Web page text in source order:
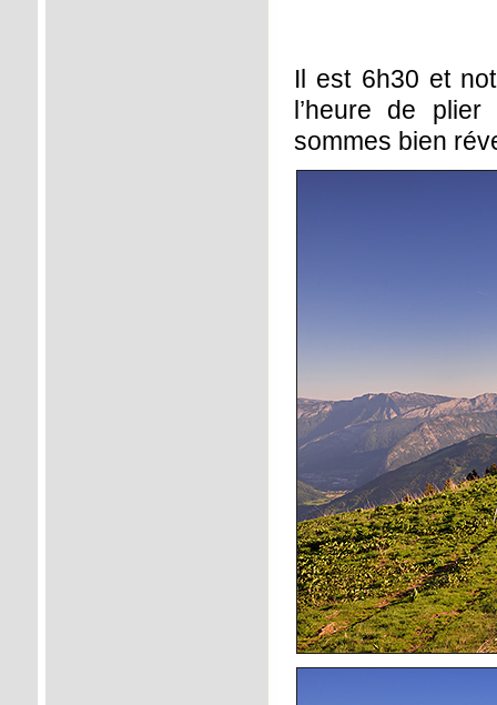
Il est 6h30 et
l’heure de
sommes bien